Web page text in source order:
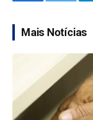
Mais Notícias